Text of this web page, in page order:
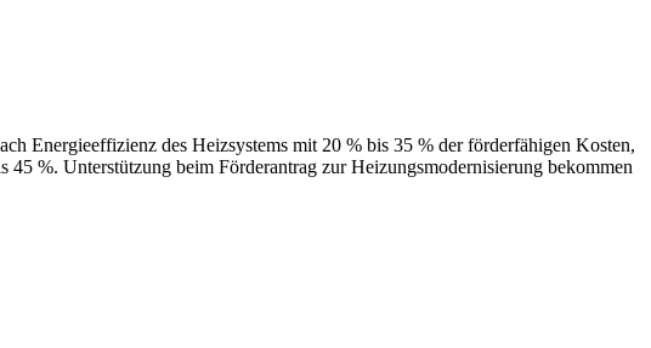
des Heizsystems mit 20 % bis 35 % der förderfähigen Kosten,
%. Unterstützung beim Förderantrag zur Heizungsmodernisierung bekommen